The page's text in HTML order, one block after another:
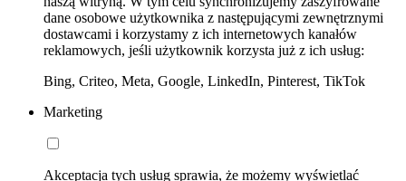
dane osobowe użytkownika z następującymi zewnętrznymi
dostawcami i korzystamy z ich internetowych kanałów
reklamowych, jeśli użytkownik korzysta już z ich usług:
Bing, Criteo, Meta, Google, LinkedIn, Pinterest, TikTok
Marketing
Akceptacja tych usług sprawia, że możemy wyświetlać